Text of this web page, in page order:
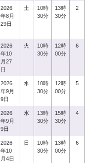
2026
年8月
29日
土
10時
30分
13時
30分
2
2026
年10
月27
日
火
10時
30分
12時
00分
6
2026
年9月
9日
水
10時
30分
12時
00分
5
2026
年9月
9日
水
13時
30分
15時
30分
4
2026
年10
月4日
日
10時
30分
13時
00分
6